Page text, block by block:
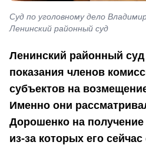
Суд по уголовному дело
Ленинский районный суд
Ленинский районный
показания членов
субъектов на
Именно они
Дорошенко на получение
из-за которых его сейчас